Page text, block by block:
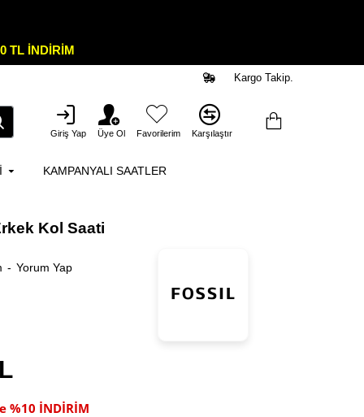
TL İNDİRİM
Kargo Takip.
Giriş Yap Üye Ol Favorilerim Karşılaştır
KAMPANYALI SAATLER
Kol Saati
- Yorum Yap
%10 İNDİRİM